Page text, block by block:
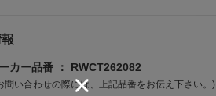
カー品番 ： RWCT262082
問い合わせの際には、上記品番をお伝え下さい。)